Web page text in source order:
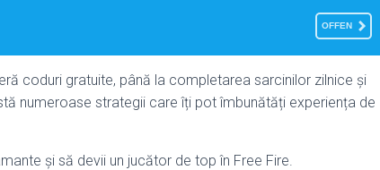
OFFEN
coduri gratuite, până la completarea sarcinilor zilnice și
numeroase strategii care îți pot îmbunătăți experiența de
și să devii un jucător de top în Free Fire.